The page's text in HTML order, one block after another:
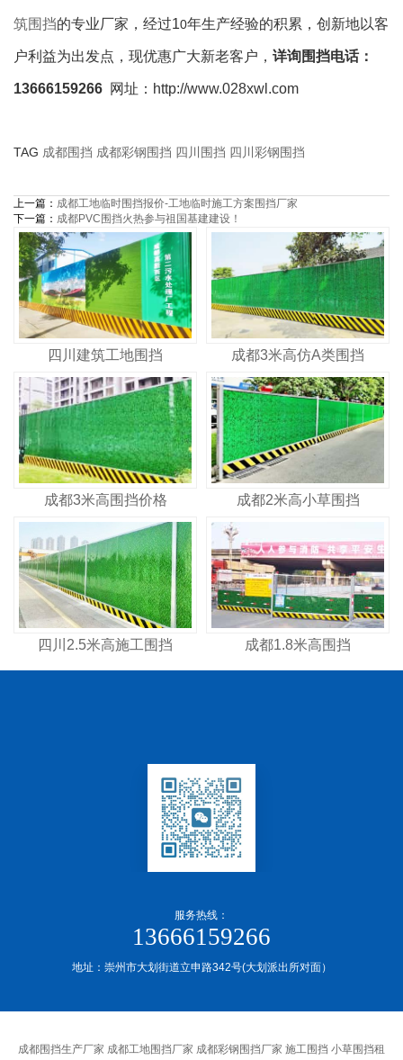
筑围挡的专业厂家，经过10年生产经验的积累，创新地以客
户利益为出发点，现优惠广大新老客户 ， 详询围挡电话：
13666159266 网址：http://www.028xwl.com
TAG 成都围挡 成都彩钢围挡 四川围挡 四川彩钢围挡
上一篇： 成都工地临时围挡报价-工地临时施工方案围挡厂家
下一篇： 成都PVC围挡火热参与祖国基建建设！
四川建筑工地围挡 成都3米高仿A类围挡
成都3米高围挡价格 成都2米高小草围挡
四川2.5米高施工围挡 成都1.8米高围挡
服务热线：
13666159266
地址：崇州市大划街道立申路342号(大划派出所对面）
成都围挡生产厂家 成都工地围挡厂家 成都彩钢围挡厂家 施工围挡 小草围挡租